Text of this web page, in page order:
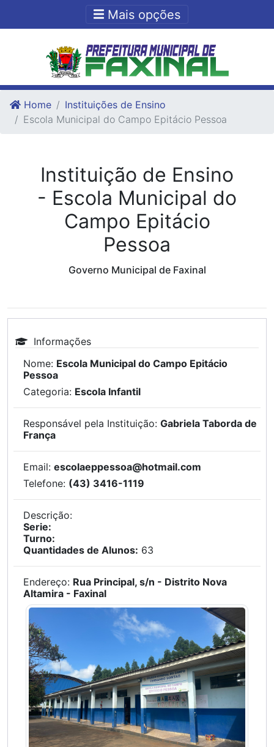
Ir para o fim do conteudo
Mais opções
Home
Instituições de Ensino
Escola Municipal do Campo Epitácio Pessoa
Instituição de Ensino
- Escola Municipal do
Campo Epitácio
Pessoa
Governo Municipal de Faxinal
Informações
Nome: Escola Municipal do Campo Epitácio
Pessoa
Categoria: Escola Infantil
Responsável pela Instituição: Gabriela Taborda de
França
Email: escolaeppessoa@hotmail.com
Telefone: (43) 3416-1119
Descrição:
Serie:
Turno:
Quantidades de Alunos: 63
Endereço: Rua Principal, s/n - Distrito Nova
Altamira - Faxinal